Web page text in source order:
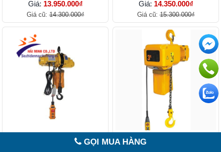
Giá: 13.950.000₫
Giá cũ:14.300.000₫
Giá: 14.350.000₫
Giá cũ:15.300.000₫
Pa lăng xích điện CH-300
Pa lăng xích điện cố định Yamafuji
SK0.5 (Phanh điện từ)
GỌI MUA HÀNG